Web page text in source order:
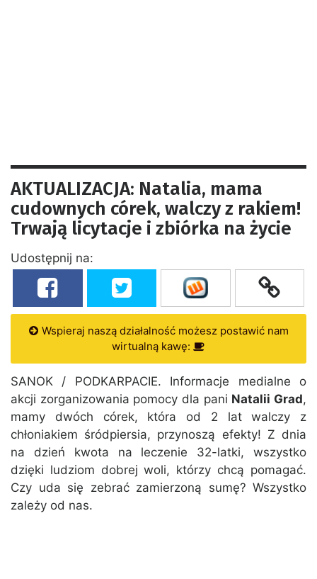
AKTUALIZACJA: Natalia, mama
cudownych córek, walczy z rakiem!
Trwają licytacje i zbiórka na życie
Udostępnij na:
Wspieraj naszą działalność możesz postawić nam
wirtualną kawę:
SANOK / PODKARPACIE. Informacje medialne o
akcji zorganizowania pomocy dla pani Natalii Grad,
mamy dwóch córek, która od 2 lat walczy z
chłoniakiem śródpiersia, przynoszą efekty! Z dnia
na dzień kwota na leczenie 32-latki, wszystko
dzięki ludziom dobrej woli, którzy chcą pomagać.
Czy uda się zebrać zamierzoną sumę? Wszystko
zależy od nas.